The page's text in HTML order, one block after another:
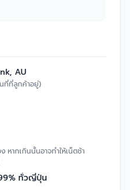
AU
ที่ที่ลูกค้าอยู่)
หากเกินนั้นอาจทำให้เน็ตช้า
ทั่วญี่ปุ่น